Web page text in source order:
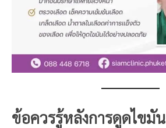
ข้อควรรู้หลังการดูดไขมัน